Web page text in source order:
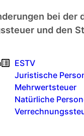
bei der
und den
ESTV
Juristische
Mehrwertsteuer
Natürliche